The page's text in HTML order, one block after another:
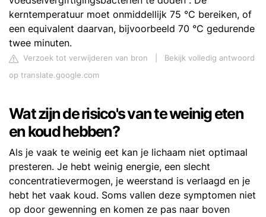
kerntemperatuur moet onmiddellijk 75 °C bereiken, of
een equivalent daarvan, bijvoorbeeld 70 °C gedurende
twee minuten.
Verzoek tot verwijderen van bron
Bekijk volledig antwoord
op translate.google.com
Wat zijn de risico's van te weinig eten
en koud hebben?
Als je vaak te weinig eet kan je lichaam niet optimaal
presteren. Je hebt weinig energie, een slecht
concentratievermogen, je weerstand is verlaagd en je
hebt het vaak koud. Soms vallen deze symptomen niet
op door gewenning en komen ze pas naar boven